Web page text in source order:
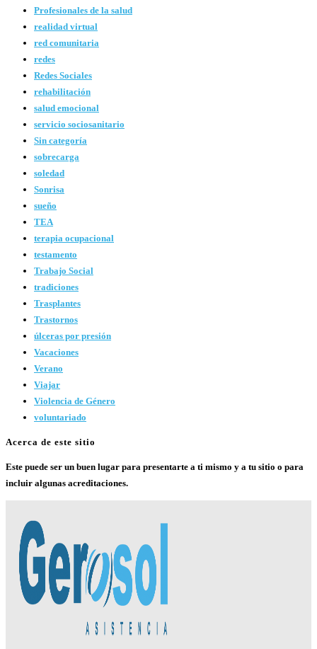
Profesionales de la salud
realidad virtual
red comunitaria
redes
Redes Sociales
rehabilitación
salud emocional
servicio sociosanitario
Sin categoría
sobrecarga
soledad
Sonrisa
sueño
TEA
terapia ocupacional
testamento
Trabajo Social
tradiciones
Trasplantes
Trastornos
úlceras por presión
Vacaciones
Verano
Viajar
Violencia de Género
voluntariado
Acerca de este sitio
Este puede ser un buen lugar para presentarte a ti mismo y a tu sitio o para
incluir algunas acreditaciones.